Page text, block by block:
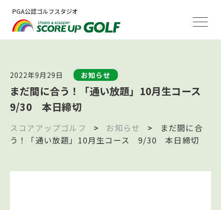
PGA公認ゴルフスタジオ
2022年9月29日 お知らせ
まだ間に合う！「通い放題」10月生コース
9/30 本日締切
スコアアップゴルフ > お知らせ >
まだ間に合
う！「通い放題」10月生コース 9/30 本日締切